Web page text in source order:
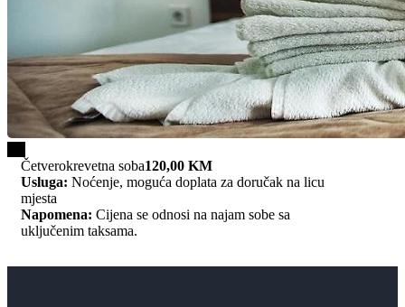
Četverokrevetna soba120,00 KM
Usluga: Noćenje, moguća doplata za doručak na licu
mjesta
Napomena: Cijena se odnosi na najam sobe sa
uključenim taksama.